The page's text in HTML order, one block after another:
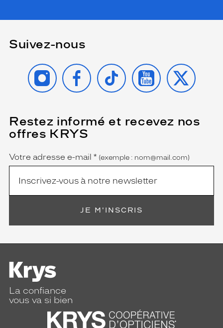
Suivez-nous
INSTAGRAMFACEBOOK
TIKTOK YOUTUBE
X
Restez informé et recevez nos
offres KRYS
Name
Votre adresse e-mail *
(Ce
champ
est
(exemple : nom@mail.com)
JE M'INSCRIS
La confiance
vous va si bien